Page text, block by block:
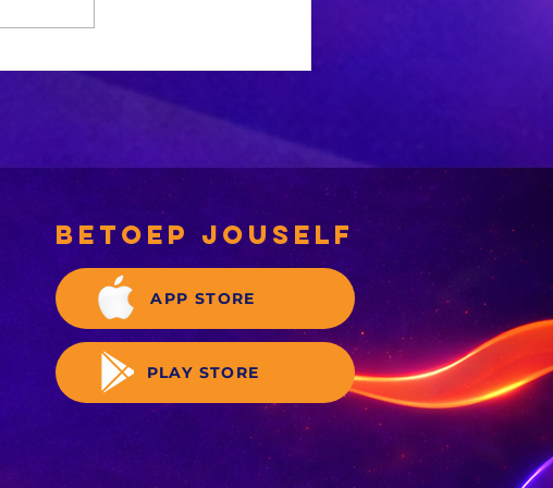
FlySafair stel ‘n
brandstoftoeslag
in
betoep jouself
APP STORE
PLAY STORE